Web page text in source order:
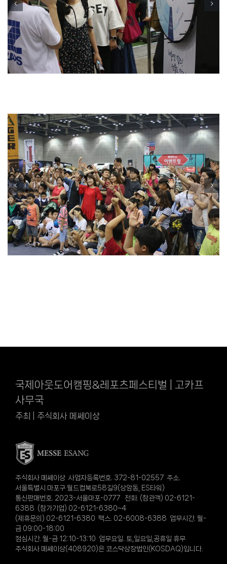
국제아웃도어캠핑&레포츠페스티벌 | 고카프
사무국
주최 | 주식회사 메쎄이상
주식회사 메쎄이상 사업자등록번호. 372-81-02557 주소.
서울특별시 마포구 월드컵북로58길9(상암동, ES타워)
통신판매번호. 2023-서울마포-0777 전화. (참관객) 02-6121-
6388 (참가기업) 02-6121-6380~4
(제휴문의) 02-6121-6380 팩스. 02-6008-6388 업무시간. 월-
금 09:00-18:00
점심시간. 월-금 12:10-13:10 업무요일. 토,일요일,공휴일 휴무
주식회사 메쎄이상(408920)은 코스닥상장법인(KOSDAQ)입니다.